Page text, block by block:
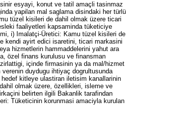
esyayi, konut ve tatil amaçli tasinmaz
yapilan mal saglama disindaki her türlü
tüzel kisileri de dahil olmak üzere ticari
faaliyetleri kapsaminda tüketiciye
i) Imalatçi-Üretici: Kamu tüzel kisileri de
kendi ayirt edici isaretini, ticari markasini
hizmetlerin hammaddelerini yahut ara
özel finans kurulusu ve finansman
içinde firmasinin ya da mal/hizmet
duydugu ihtiyaç dogrultusunda
kitleye ulastiran iletisim kanallarinin
olmak üzere, özellikleri, isleme ve
belirten ilgili Bakanlik tarafindan
Tüketicinin korunmasi amaciyla kurulan